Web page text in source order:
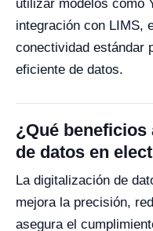
utilizar modelos como
integración con LIMS,
conectividad estándar
eficiente de datos.
¿Qué
de datos en
La digitalización de
mejora la precisión,
asegura el